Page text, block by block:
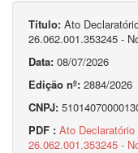
Título: Ato
26.062.001.353245 -
Data: 08/07/2026
Edição nº: 2884/2026
CNPJ:
PDF : Ato
26.062.001.353245 -